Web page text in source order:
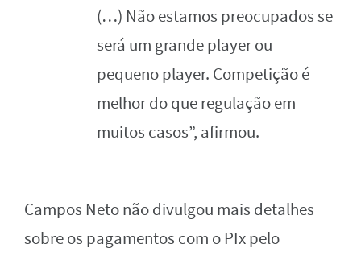
(…) Não estamos preocupados se
será um grande player ou
pequeno player. Competição é
melhor do que regulação em
muitos casos”, afirmou.
Campos Neto não divulgou mais detalhes
sobre os pagamentos com o PIx pelo